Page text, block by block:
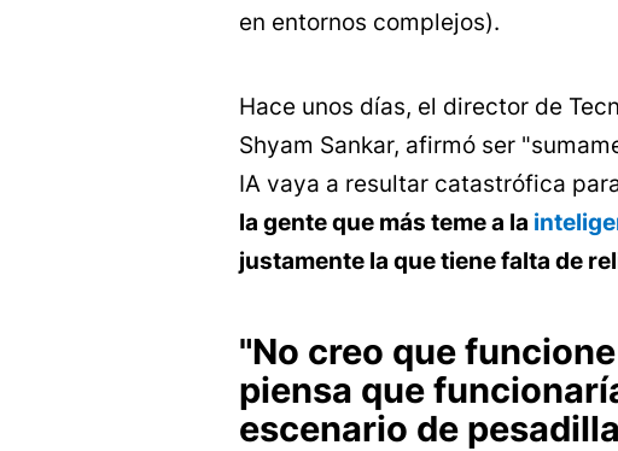
en entornos complejos).
Hace unos días, el director de
Shyam Sankar, afirmó ser
IA vaya a resultar catastrófica
la gente que más teme a la
justamente la que tiene falta de
"No creo que
piensa que
escenario de